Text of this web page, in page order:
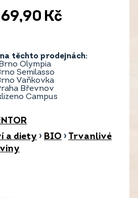
69,90 Kč
těchto prodejnách:
Olympia
Semilasso
Vaňkovka
Břevnov
Campus
a diety › BIO › Trvanlivé